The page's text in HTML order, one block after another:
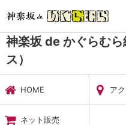
暮らし・娯楽
神楽坂
ニュース
神楽坂 de かぐらむ
ス）
HOME ア
ネット販売